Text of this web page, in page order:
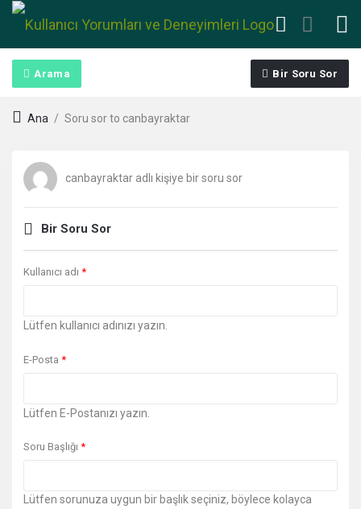
Arama Bir Soru Sor
Ana / Soru sor to canbayraktar
canbayraktar adlı kişiye bir soru sor
Bir Soru Sor
Kullanıcı adı *
Lütfen kullanıcı adınızı yazın.
E-Posta *
Lütfen E-Postanızı yazın.
Soru Başlığı *
Lütfen sorunuza uygun bir başlık seçiniz, böylece kolayca